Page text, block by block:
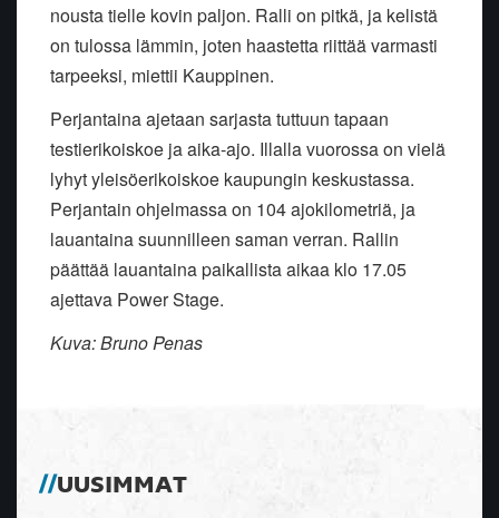
nousta tielle kovin paljon. Ralli on pitkä, ja kelistä
on tulossa lämmin, joten haastetta riittää varmasti
tarpeeksi, miettii Kauppinen.
Perjantaina ajetaan sarjasta tuttuun tapaan
testierikoiskoe ja aika-ajo. Illalla vuorossa on vielä
lyhyt yleisöerikoiskoe kaupungin keskustassa.
Perjantain ohjelmassa on 104 ajokilometriä, ja
lauantaina suunnilleen saman verran. Rallin
päättää lauantaina paikallista aikaa klo 17.05
ajettava Power Stage.
Kuva: Bruno Penas
UUSIMMAT